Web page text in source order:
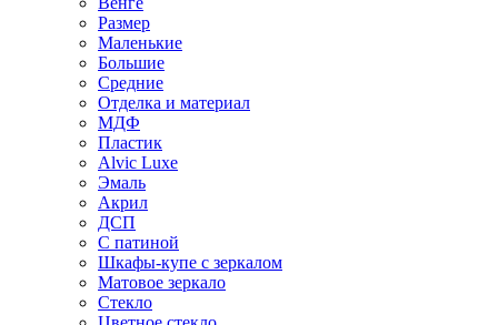
Размер
Маленькие
Большие
Средние
Отделка и материал
МДФ
Пластик
Alvic Luxe
Эмаль
Акрил
ДСП
С патиной
Шкафы-купе с зеркалом
Матовое зеркало
Стекло